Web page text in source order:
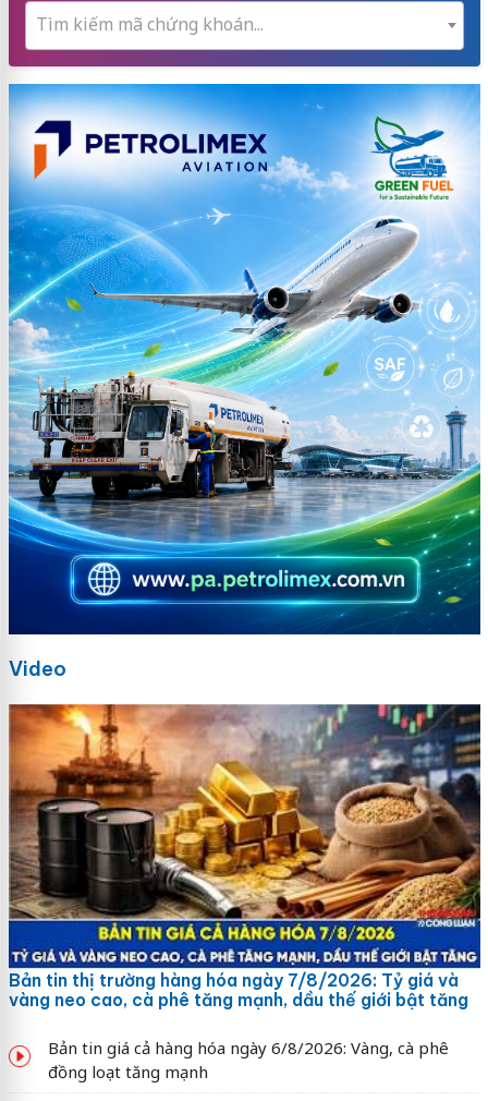
Tìm kiếm mã chứng khoán...
Video
Bản tin thị trường hàng hóa ngày 7/8/2026: Tỷ giá và
vàng neo cao, cà phê tăng mạnh, dầu thế giới bật tăng
Bản tin giá cả hàng hóa ngày 6/8/2026: Vàng, cà phê
đồng loạt tăng mạnh